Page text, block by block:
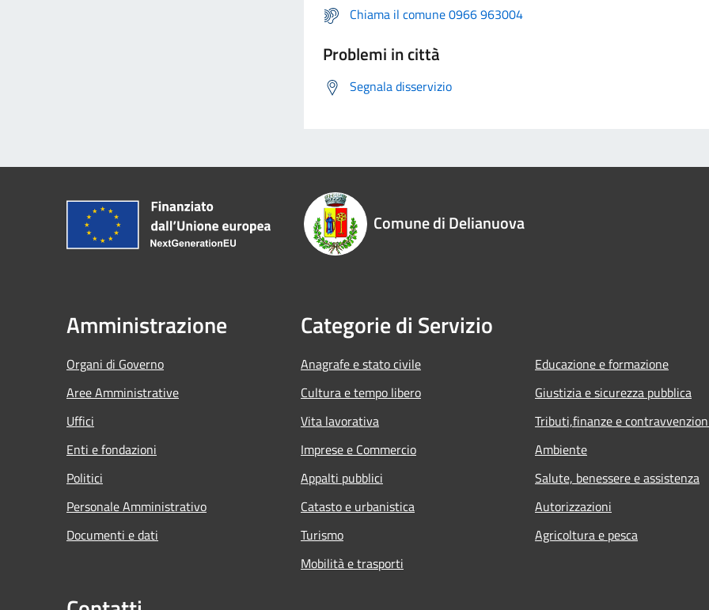
Chiama il comune 0966 963004
Problemi in città
Segnala disservizio
Comune di Delianuova
Amministrazione
Organi di Governo
Aree Amministrative
Uffici
Enti e fondazioni
Politici
Personale Amministrativo
Documenti e dati
Categorie di Servizio
Anagrafe e stato civile
Cultura e tempo libero
Vita lavorativa
Imprese e Commercio
Appalti pubblici
Catasto e urbanistica
Turismo
Mobilità e trasporti
Educazione e formazione
Giustizia e sicurezza pubblica
Tributi,finanze e
Ambiente
Salute, benessere e assistenza
Autorizzazioni
Agricoltura e pesca